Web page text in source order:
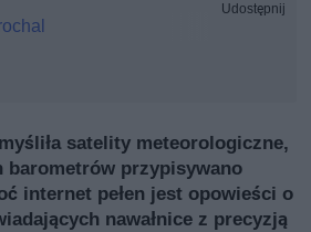
Udostępnij
satelity meteorologiczne,
barometrów przypisywano
internet pełen jest opowieści o
nawałnice z precyzją